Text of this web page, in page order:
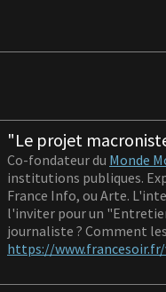
"Le projet
Co-fondateur du Monde
institutions publiques.
France Info, ou Arte.
l'inviter pour un
journaliste ? Comment
https://